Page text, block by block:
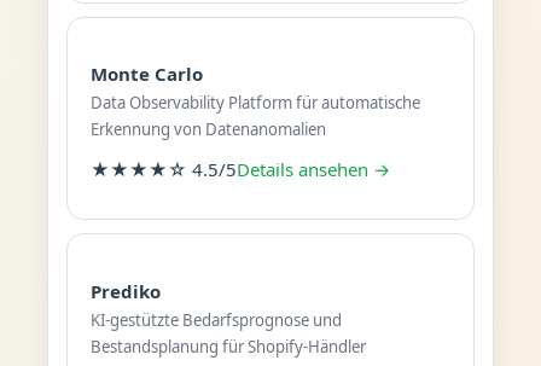
Monte Carlo
Data Observability Platform für automatische
Erkennung von Datenanomalien
★★★★☆ 4.5/5Details ansehen →
Prediko
KI-gestützte Bedarfsprognose und
Bestandsplanung für Shopify-Händler